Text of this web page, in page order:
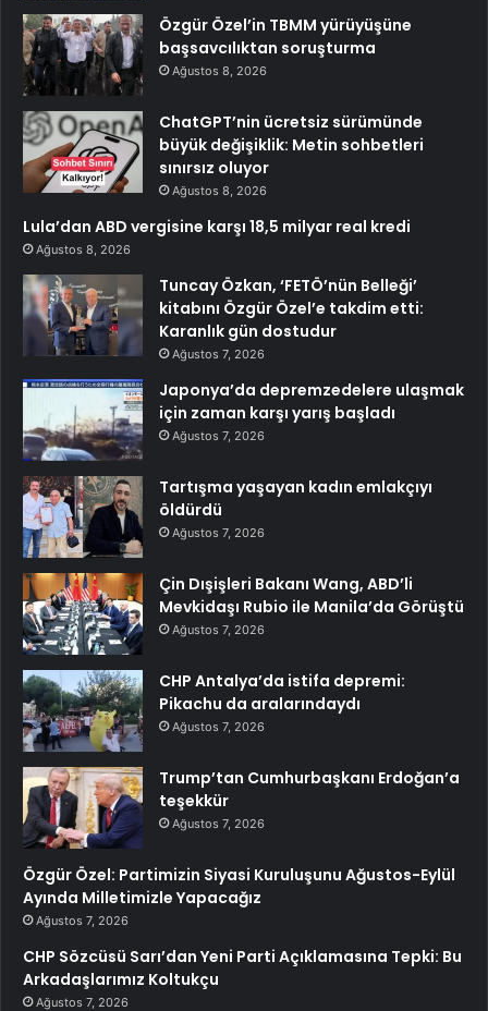
Özgür Özel’in TBMM yürüyüşüne
başsavcılıktan soruşturma
Ağustos 8, 2026
ChatGPT’nin ücretsiz sürümünde
büyük değişiklik: Metin sohbetleri
sınırsız oluyor
Ağustos 8, 2026
Lula’dan ABD vergisine karşı 18,5 milyar real kredi
Ağustos 8, 2026
Tuncay Özkan, ‘FETÖ’nün Belleği’
kitabını Özgür Özel’e takdim etti:
Karanlık gün dostudur
Ağustos 7, 2026
Japonya’da depremzedelere ulaşmak
için zaman karşı yarış başladı
Ağustos 7, 2026
Tartışma yaşayan kadın emlakçıyı
öldürdü
Ağustos 7, 2026
Çin Dışişleri Bakanı Wang, ABD’li
Mevkidaşı Rubio ile Manila’da Görüştü
Ağustos 7, 2026
CHP Antalya’da istifa depremi:
Pikachu da aralarındaydı
Ağustos 7, 2026
Trump’tan Cumhurbaşkanı Erdoğan’a
teşekkür
Ağustos 7, 2026
Özgür Özel: Partimizin Siyasi Kuruluşunu Ağustos-Eylül
Ayında Milletimizle Yapacağız
Ağustos 7, 2026
CHP Sözcüsü Sarı’dan Yeni Parti Açıklamasına Tepki: Bu
Arkadaşlarımız Koltukçu
Ağustos 7, 2026